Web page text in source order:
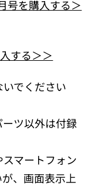
号を購入する＞
する＞＞
でください
ツ以外は付録
マートフォン
、画面表示上